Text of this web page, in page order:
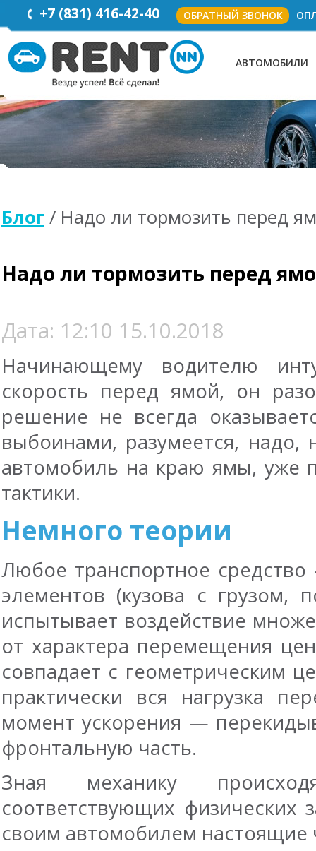
+7 (831) 416-42-40 ОБРАТНЫЙ ЗВОНОК
АВТОМОБИЛИ
Блог / Надо ли тормозить перед
Надо ли тормозить перед
Дата: 12:10 15.10.2018
Начинающему водителю
скорость перед ямой, он
решение не всегда
выбоинами, разумеется, надо,
автомобиль на краю ямы, уже
тактики.
Немного теории
Любое транспортное средство
элементов (кузова с грузом,
испытывает воздействие
от характера перемещения
совпадает с геометрическим
практически вся нагрузка
момент ускорения —
фронтальную часть.
Зная механику
соответствующих физических
своим автомобилем настоящие